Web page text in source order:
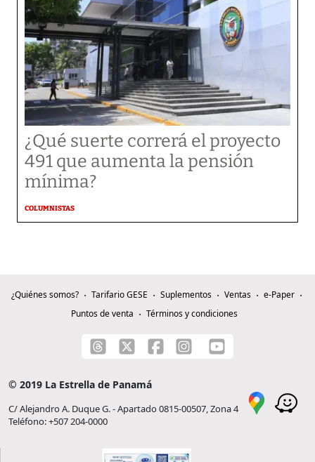
¿Qué suerte correrá el proyecto
491 que aumenta la pensión
mínima?
COLUMNISTAS
¿Quiénes somos? Tarifario GESE Suplementos Ventas
e-Paper
Puntos de venta
Términos y condiciones
© 2019 La Estrella de Panamá
C/ Alejandro A. Duque G. - Apartado 0815-00507, Zona 4
Teléfono: +507 204-0000